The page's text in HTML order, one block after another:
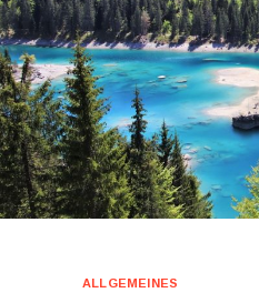
ALLGEMEINES